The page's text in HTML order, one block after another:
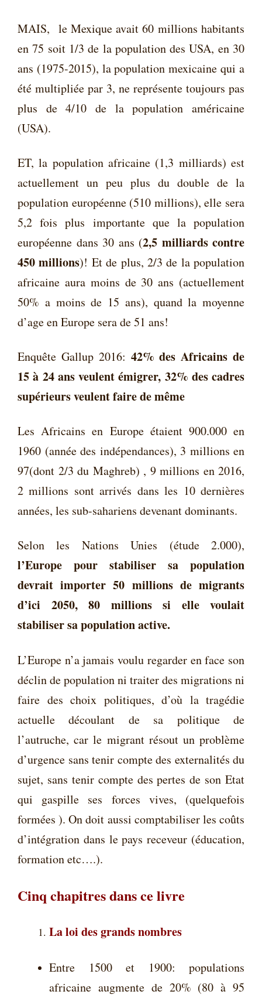
MAIS, le Mexique avait 60 millions habitants
en 75 soit 1/3 de la population des USA, en 30
ans (1975-2015), la population mexicaine qui a
été multipliée par 3, ne représente toujours pas
plus de 4/10 de la population américaine
(USA).
ET, la population africaine (1,3 milliards) est
actuellement un peu plus du double de la
population européenne (510 millions), elle sera
5,2 fois plus importante que la population
européenne dans 30 ans (2,5 milliards contre
450 millions)! Et de plus, 2/3 de la population
africaine aura moins de 30 ans (actuellement
50% a moins de 15 ans), quand la moyenne
d’age en Europe sera de 51 ans!
Enquête Gallup 2016: 42% des Africains de
15 à 24 ans veulent émigrer, 32% des cadres
supérieurs veulent faire de même
Les Africains en Europe étaient 900.000 en
1960 (année des indépendances), 3 millions en
97(dont 2/3 du Maghreb) , 9 millions en 2016,
2 millions sont arrivés dans les 10 dernières
années, les sub-sahariens devenant dominants.
Selon les Nations Unies (étude 2.000),
l’Europe pour stabiliser sa population
devrait importer 50 millions de migrants
d’ici 2050, 80 millions si elle voulait
stabiliser sa population active.
L’Europe n’a jamais voulu regarder en face son
déclin de population ni traiter des migrations ni
faire des choix politiques, d’où la tragédie
actuelle découlant de sa politique de
l’autruche, car le migrant résout un problème
d’urgence sans tenir compte des externalités du
sujet, sans tenir compte des pertes de son Etat
qui gaspille ses forces vives, (quelquefois
formées ). On doit aussi comptabiliser les coûts
d’intégration dans le pays receveur (éducation,
formation etc….).
Cinq chapitres dans ce livre
La loi des grands nombres
Entre 1500 et 1900: populations
africaine augmente de 20% (80 à 95